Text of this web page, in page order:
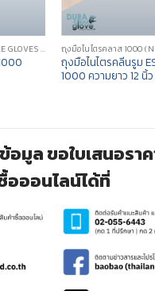
ถุงมือไนไตรคลาส 1000 (NITRILE GLOVES CLASS 1000)
ถุงมือไนไตรคลีนรูม
1000 ความยาว 12 นิ้ว
มูล ขอใบเสนอรา
อออนไลน์ได้ที่